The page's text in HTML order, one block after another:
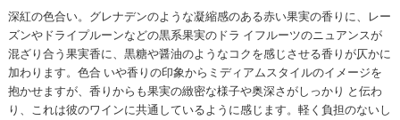
深紅の色合い。グレナデンのような凝縮感のある赤い果実の香りに、レー
ズンやドライプルーンなどの黒系果実のドラ イフルーツのニュアンスが
混ざり合う果実香に、黒糖や醤油のようなコクを感じさせる香りが仄かに
加わります。色合 いや香りの印象からミディアムスタイルのイメージを
抱かせますが、香りからも果実の緻密な様子や奥深さがしっかり と伝わ
り、これは彼のワインに共通しているように感じます。軽く負担のないし